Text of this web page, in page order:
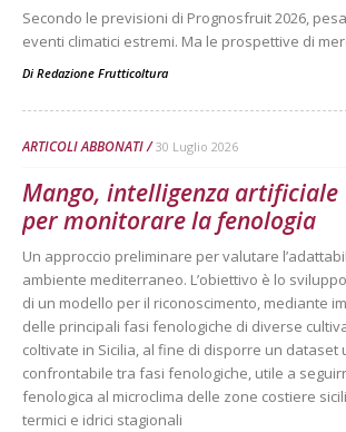
Secondo le previsioni di Prognosfruit 2026,
eventi climatici estremi. Ma le prospettive di
Di Redazione Frutticoltura
ARTICOLI ABBONATI 30 Luglio 2026
Mango, intelligenza artificiale
per monitorare la fenologia
Un approccio preliminare per valutare
ambiente mediterraneo. L’obiettivo è lo
di un modello per il riconoscimento, mediante
delle principali fasi fenologiche di diverse
coltivate in Sicilia, al fine di disporre un dataset
confrontabile tra fasi fenologiche, utile a
fenologica al microclima delle zone costiere
termici e idrici stagionali